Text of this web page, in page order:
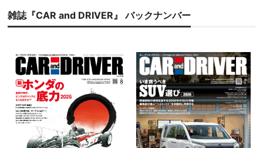
雑誌『CAR and DRIVER』 バックナンバー